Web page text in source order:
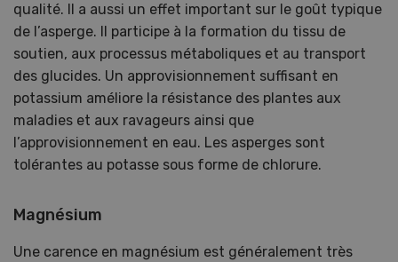
qualité. Il a aussi un effet important sur le goût typique
de l’asperge. Il participe à la formation du tissu de
soutien, aux processus métaboliques et au transport
des glucides. Un approvisionnement suffisant en
potassium améliore la résistance des plantes aux
maladies et aux ravageurs ainsi que
l’approvisionnement en eau. Les asperges sont
tolérantes au potasse sous forme de chlorure.
Magnésium
Une carence en magnésium est généralement très